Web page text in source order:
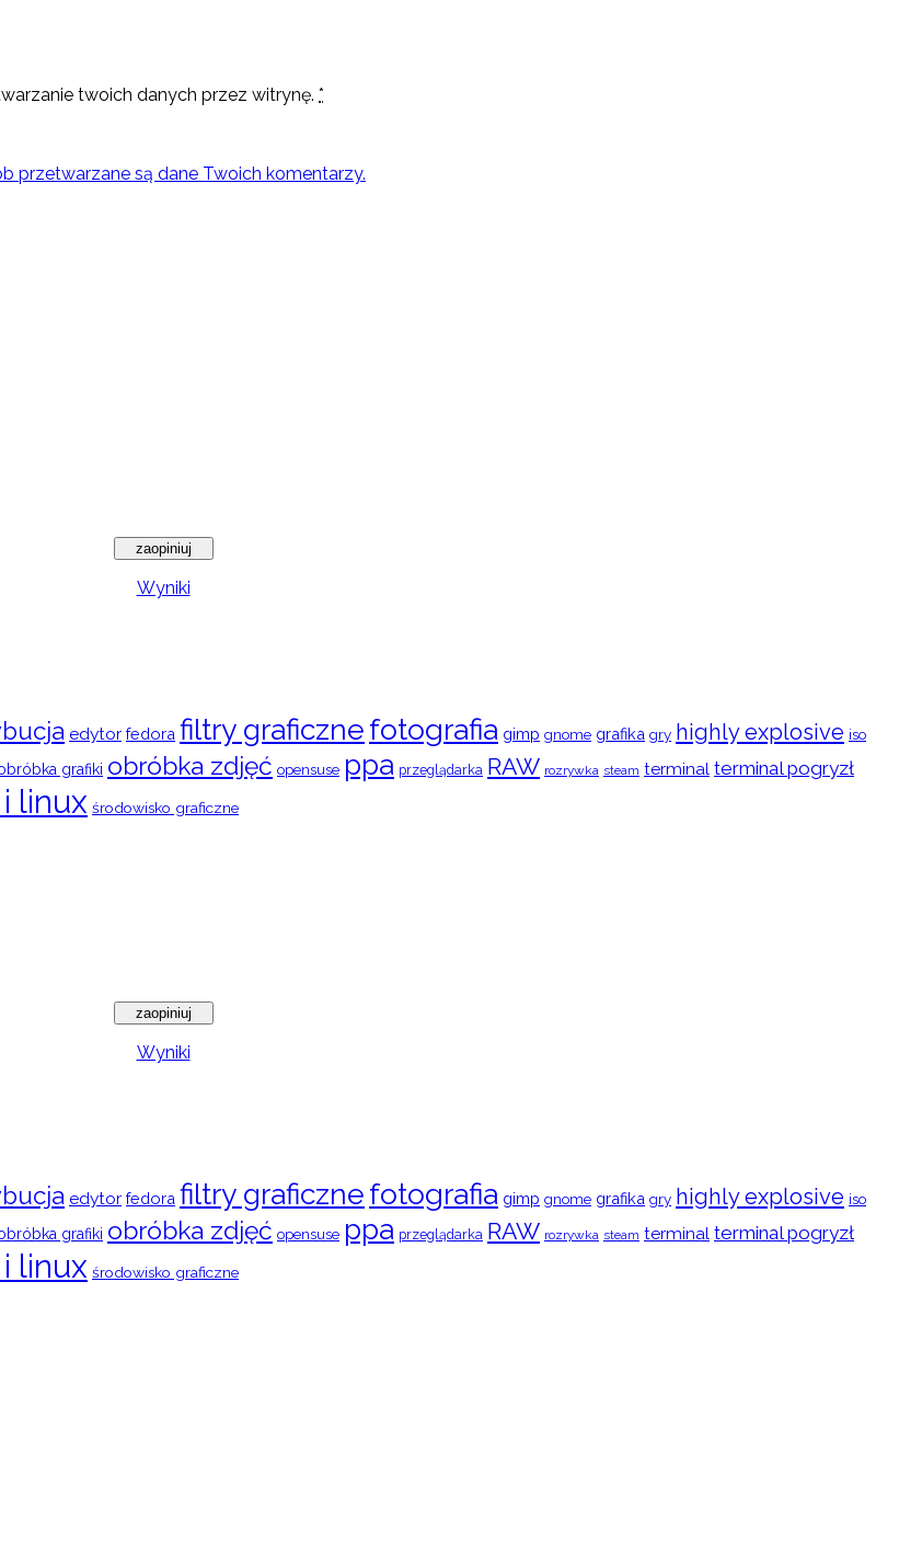
twoich danych przez witrynę. *
przetwarzane są dane Twoich komentarzy.
Wyniki
edytor fedora filtry graficznefotografia gimp gnome grafika gry highly explosive iso
grafiki obróbka zdjęć opensuse ppa przeglądarka RAW rozrywka steam terminal terminal pogryzł
linux środowisko graficzne
Wyniki
edytor fedora filtry graficznefotografia gimp gnome grafika gry highly explosive iso
grafiki obróbka zdjęć opensuse ppa przeglądarka RAW rozrywka steam terminal terminal pogryzł
linux środowisko graficzne